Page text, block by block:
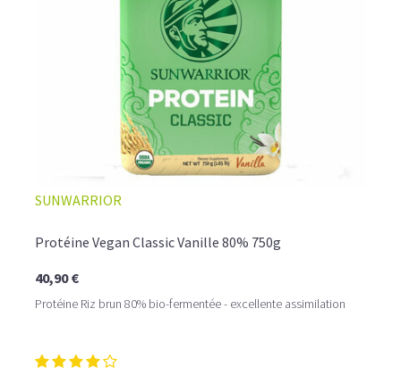
Une énergie immédiate et stable, sans pic de glycémie,
qui vous accompagne toute la matinée et un allié parfait
après l’entraînement.
Pour ceux qui veulent retrouver le plaisir d’un vrai café
glacé, sans se sentir lourd ni affamé.
Latte Macchiato Glacé Protéiné
🍯 CAFÉ FRAPPÉ AU CARAMEL PROTÉINÉ
SUNWARRIOR
Protéine Vegan Classic Vanille 80% 750g
40,90 €
Protéine Riz brun 80% bio-fermentée - excellente assimilation